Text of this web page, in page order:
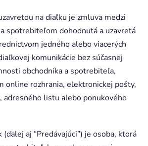
na diaľku je zmluva medzi
spotrebiteľom dohodnutá a uzavretá
jedného alebo viacerých
komunikácie bez súčasnej
obchodníka a spotrebiteľa,
online rozhrania, elektronickej pošty,
adresného listu alebo ponukového
(ďalej aj “Predávajúci”) je osoba, ktorá